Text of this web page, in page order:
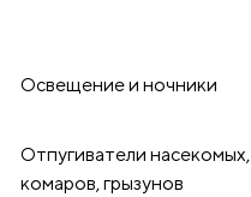
Освещение и ночники
Отпугиватели насекомых,
комаров, грызунов